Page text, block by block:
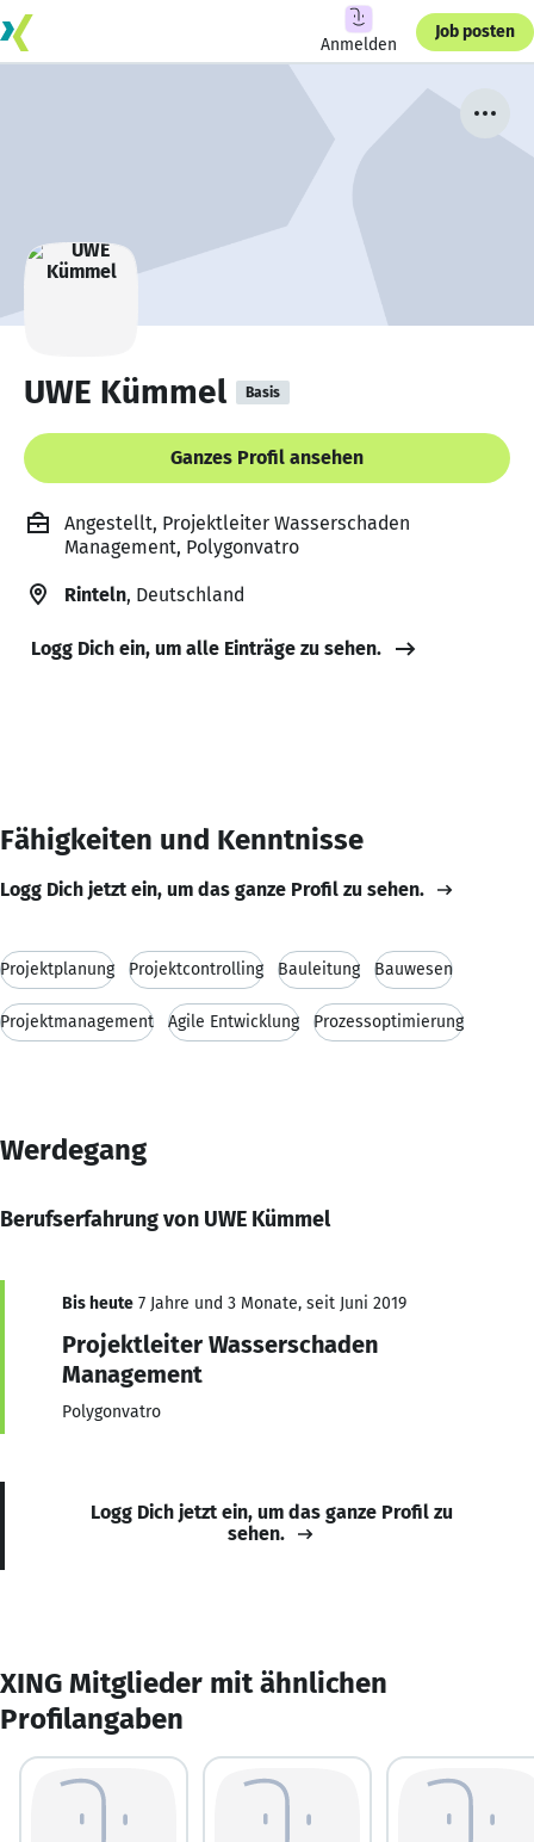
Anmelden
Job posten
UWE Kümmel Basis
Ganzes Profil ansehen
Angestellt, Projektleiter Wasserschaden
Management, Polygonvatro
Rinteln, Deutschland
Logg Dich ein, um alle Einträge zu sehen.
Fähigkeiten und Kenntnisse
Logg Dich jetzt ein, um das ganze Profil zu sehen.
Projektplanung Projektcontrolling Bauleitung Bauwesen
Projektmanagement Agile Entwicklung Prozessoptimierung
Werdegang
Berufserfahrung von UWE Kümmel
Bis heute 7 Jahre und 3 Monate, seit Juni 2019
Projektleiter Wasserschaden
Management
Polygonvatro
Logg Dich jetzt ein, um das ganze Profil zu
sehen.
XING Mitglieder mit ähnlichen
Profilangaben